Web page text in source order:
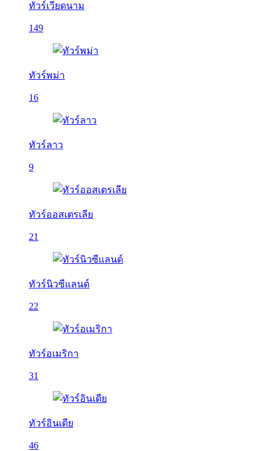
ทัวร์เวียดนาม
149
ทัวร์พม่า
16
ทัวร์ลาว
9
ทัวร์ออสเตรเลีย
21
ทัวร์นิวซีแลนด์
22
ทัวร์อเมริกา
31
ทัวร์อินเดีย
46